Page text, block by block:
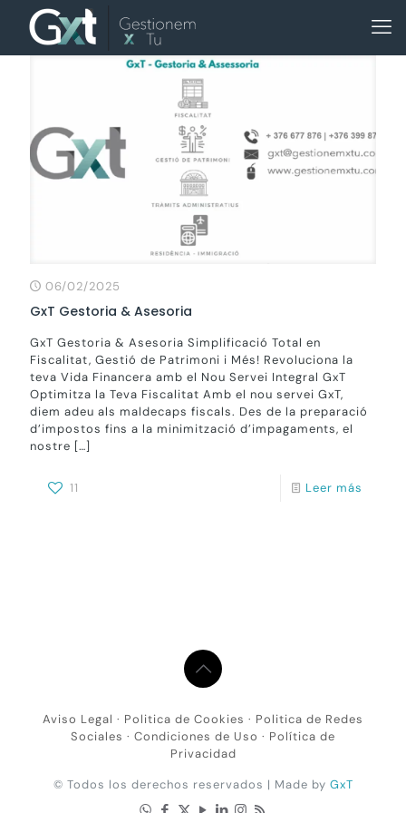
06/02/2025
GxT Gestoria & Asesoria
GxT Gestoria & Asesoria Simplificació Total en
Fiscalitat, Gestió de Patrimoni i Més! Revoluciona la
teva Vida Financera amb el Nou Servei Integral GxT
Optimitza la Teva Fiscalitat Amb el nou servei GxT,
diem adeu als maldecaps fiscals. Des de la preparació
d’impostos fins a la minimització d’impagaments, el
nostre […]
11 Leer más
Aviso Legal · Politica de Cookies · Politica de Redes
Sociales · Condiciones de Uso · Política de
Privacidad
© Todos los derechos reservados | Made by GxT